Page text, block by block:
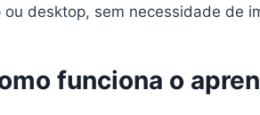
desktop, sem necessidade de
funciona o